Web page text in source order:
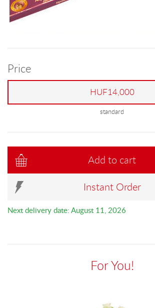
Price
HUF14,000
standard
Add to cart
Instant Order
Next delivery date: August 11, 2026
For You!